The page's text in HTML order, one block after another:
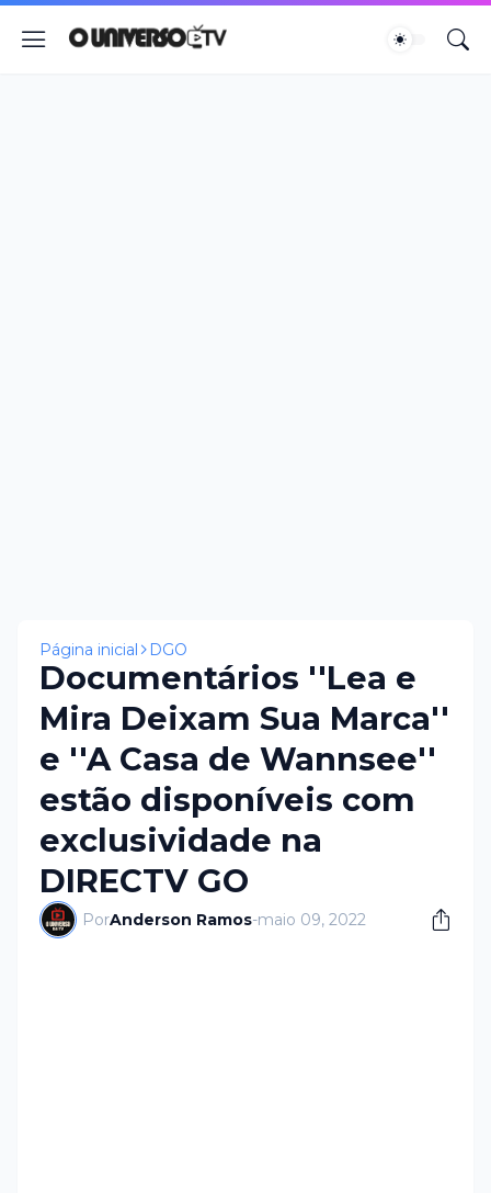
Página inicial DGO
Documentários ''Lea e
Mira Deixam Sua Marca''
e ''A Casa de Wannsee''
estão disponíveis com
exclusividade na
DIRECTV GO
PorAnderson Ramos-maio 09, 2022